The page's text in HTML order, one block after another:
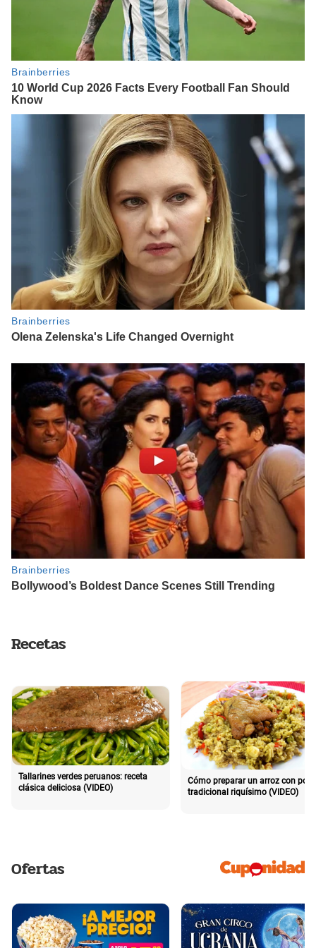
Recetas
Tallarines verdes peruanos: receta
clásica deliciosa (VIDEO)
Cómo preparar un arroz con pollo
tradicional riquísimo (VIDEO)
Ofertas